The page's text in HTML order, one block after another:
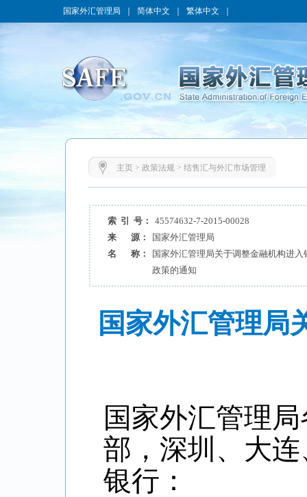
国家外汇管理局 简体中文 繁体中文
主页> 政策法规> 结售汇与外汇市场管理
索 引 号：
45574632-7-2015-00028
来 源：
国家外汇管理局
名 称：
国家外汇管理局关于调整金融机构进
政策的通知
国家外汇管理局
国家外汇管理
部，深圳、大
银行：